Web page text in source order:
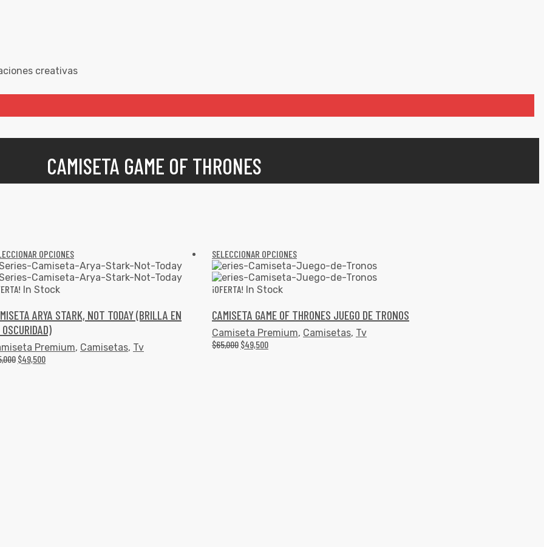
creativas
CAMISETA GAME OF THRONES
OPCIONES
In Stock
ARYA STARK, NOT TODAY (BRILLA EN
Premium, Camisetas, Tv
$49,500
SELECCIONAR OPCIONES
¡OFERTA! In Stock
CAMISETA GAME OF THRONES JUEGO DE TRONOS
Camiseta Premium, Camisetas, Tv
$65,000 $49,500